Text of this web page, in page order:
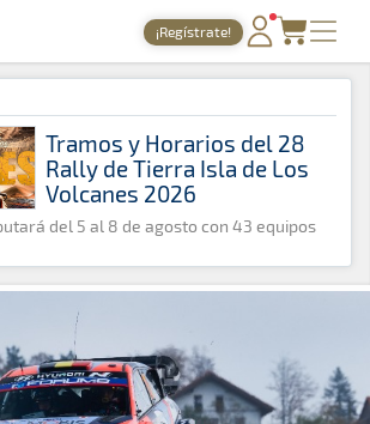
· Revista del motor desde 1999
¡Regístrate!
PORTADA
TIEMPOS ONLINE
NOTICIAS
AGENDA
GALERÍAS
ARCHIVO
» WRC
Tramos y Horarios del 28
Rally de Tierra Isla de Los
Volcanes 2026
del 5 al 8 de agosto con 43 equipos